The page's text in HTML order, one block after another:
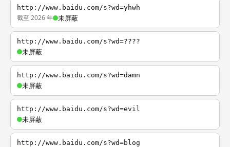
http://www.baidu.com/s?wd=yhwh
截至 2026 年 未屏蔽
http://www.baidu.com/s?wd=????
未屏蔽
http://www.baidu.com/s?wd=damn
未屏蔽
http://www.baidu.com/s?wd=evil
未屏蔽
http://www.baidu.com/s?wd=blog